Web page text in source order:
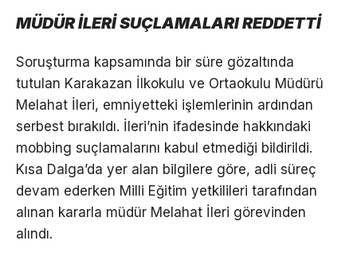
MÜDÜR İLERİ SUÇLAMALARI REDDETTİ
Soruşturma kapsamında bir süre gözaltında
tutulan Karakazan İlkokulu ve Ortaokulu Müdürü
Melahat İleri, emniyetteki işlemlerinin ardından
serbest bırakıldı. İleri’nin ifadesinde hakkındaki
mobbing suçlamalarını kabul etmediği bildirildi.
Kısa Dalga’da yer alan bilgilere göre, adli süreç
devam ederken Milli Eğitim yetkilileri tarafından
alınan kararla müdür Melahat İleri görevinden
alındı.